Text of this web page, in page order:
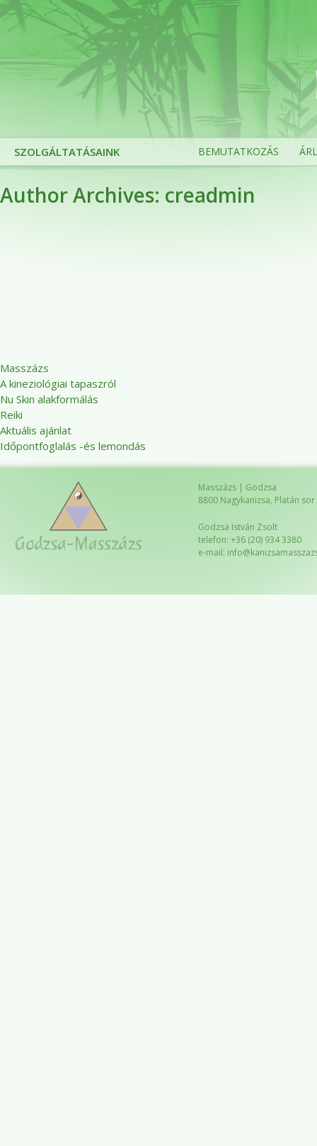
SZOLGÁLTATÁSAINK BEMUTATKOZÁS
Author Archives: creadmin
Masszázs
A kineziológiai tapaszról
Nu Skin alakformálás
Reiki
Aktuális ajánlat
Időpontfoglalás -és lemondás
Masszázs | Godzsa
8800 Nagykanizsa, Platán
Godzsa István Zsolt
telefon: +36 (20) 934 3380
e-mail: